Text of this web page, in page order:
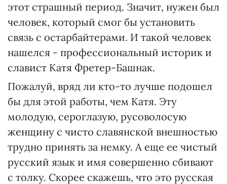
этот страшный период. Значит, нужен был
человек, который смог бы установить
связь с остарбайтерами. И такой человек
нашелся - профессиональный историк и
славист Катя Фретер-Башнак.
Пожалуй, вряд ли кто-то лучше подошел
бы для этой работы, чем Катя. Эту
молодую, сероглазую, русоволосую
женщину с чисто славянской внешностью
трудно принять за немку. А еще ее чистый
русский язык и имя совершенно сбивают
с толку. Скорее скажешь, что это русская